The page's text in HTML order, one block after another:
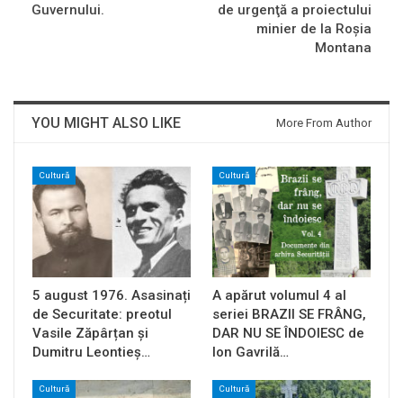
Guvernului.
de urgenţă a proiectului
minier de la Roşia
Montana
YOU MIGHT ALSO LIKE More From Author
Cultură
5 august 1976. Asasinați
de Securitate: preotul
Vasile Zăpârțan și
Dumitru Leontieș…
Cultură
A apărut volumul 4 al
seriei BRAZII SE FRÂNG,
DAR NU SE ÎNDOIESC de
Ion Gavrilă…
Cultură Cultură